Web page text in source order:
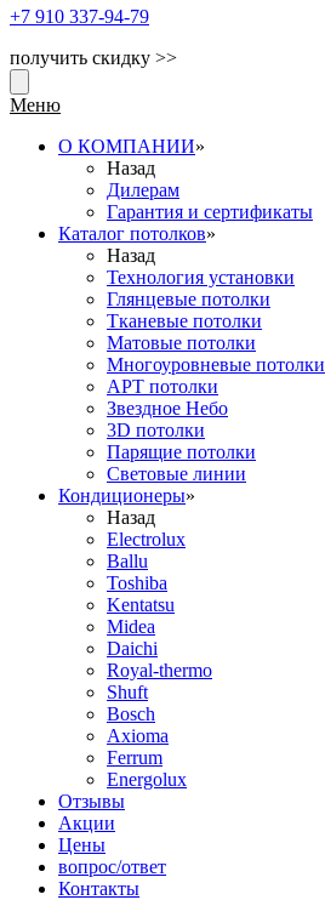
+7 910 337-94-79
получить скидку >>
Меню
О КОМПАНИИ»
Назад
Дилерам
Гарантия и сертификаты
Каталог потолков»
Назад
Технология установки
Глянцевые потолки
Тканевые потолки
Матовые потолки
Многоуровневые потолки
АРТ потолки
Звездное Небо
3D потолки
Парящие потолки
Световые линии
Кондиционеры»
Назад
Electrolux
Ballu
Toshiba
Kentatsu
Midea
Daichi
Royal-thermo
Shuft
Bosch
Axioma
Ferrum
Energolux
Отзывы
Акции
Цены
вопрос/ответ
Контакты